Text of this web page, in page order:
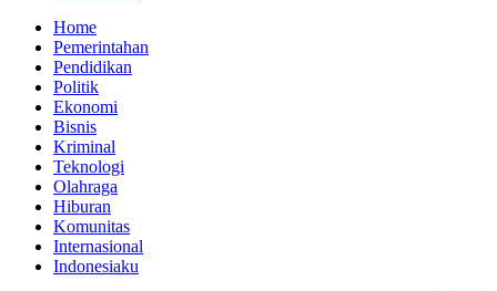
Home
Pemerintahan
Pendidikan
Politik
Ekonomi
Bisnis
Kriminal
Teknologi
Olahraga
Hiburan
Komunitas
Internasional
Indonesiaku